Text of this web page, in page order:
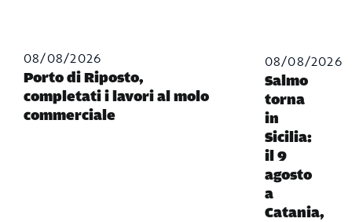
08/08/2026
Porto di Riposto,
completati i lavori al molo
commerciale
08/08/2026
Salmo
torna
in
Sicilia:
il 9
agosto
a
Catania,